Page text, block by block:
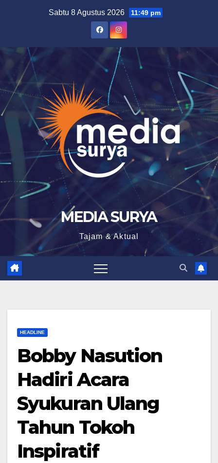
Sabtu 8 Agustus 2026 11:49 pm
MEDIA SURYA
Tajam & Aktual
HEADLINE
Bobby Nasution
Hadiri Acara
Syukuran Ulang
Tahun Tokoh
Inspiratif